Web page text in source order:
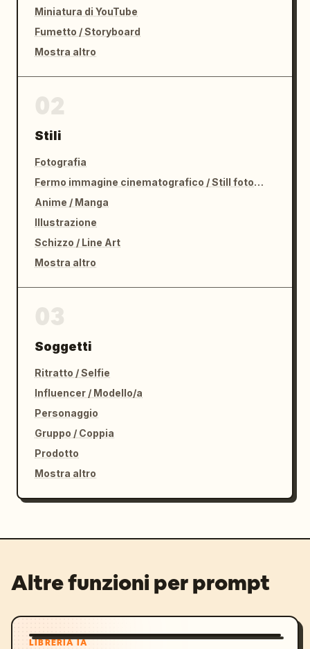
Miniatura di YouTube
Fumetto / Storyboard
Mostra altro
Stili
Fotografia
Fermo immagine cinematografico / Still fotografico
Anime / Manga
Illustrazione
Schizzo / Line Art
Mostra altro
Soggetti
Ritratto / Selfie
Influencer / Modello/a
Personaggio
Gruppo / Coppia
Prodotto
Mostra altro
Altre funzioni per prompt
LIBRERIA IA